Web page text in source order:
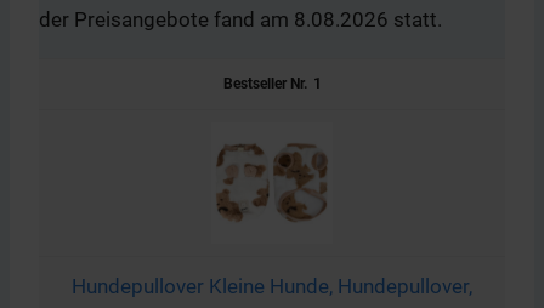
der Preisangebote fand am 8.08.2026 statt.
1
Hundepullover Kleine Hunde, Hundepullover,